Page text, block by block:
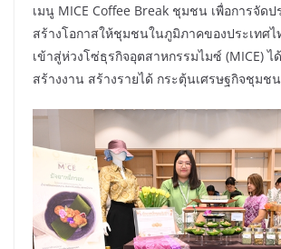
เมนู MICE Coffee Break ชุมชน เพื่อการจัด
สร้างโอกาสให้ชุมชนในภูมิภาคของประเทศไ
เข้าสู่ห่วงโซ่ธุรกิจอุตสาหกรรมไมซ์ (MICE)
สร้างงาน สร้างรายได้ กระตุ้นเศรษฐกิจชุมช